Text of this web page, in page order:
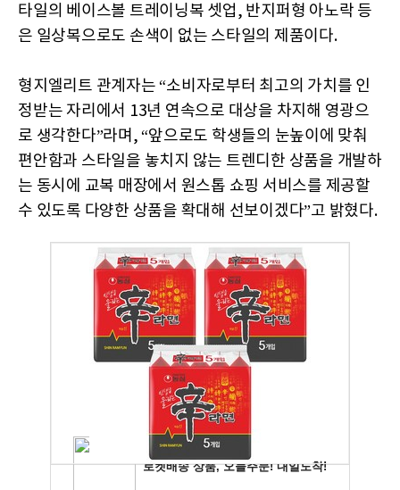
타일의 베이스볼 트레이닝복 셋업, 반지퍼형 아노락 등
은 일상복으로도 손색이 없는 스타일의 제품이다.
형지엘리트 관계자는 “소비자로부터 최고의 가치를 인
정받는 자리에서 13년 연속으로 대상을 차지해 영광으
로 생각한다”라며, “앞으로도 학생들의 눈높이에 맞춰
편안함과 스타일을 놓치지 않는 트렌디한 상품을 개발하
는 동시에 교복 매장에서 원스톱 쇼핑 서비스를 제공할
수 있도록 다양한 상품을 확대해 선보이겠다”고 밝혔다.